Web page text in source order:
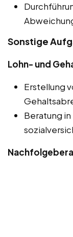
Sonstige
Lohn- und
Erstellung
Beratung